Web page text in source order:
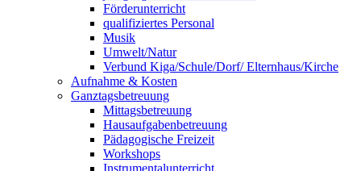
Förderunterricht
qualifiziertes Personal
Musik
Umwelt/Natur
Verbund Kiga/Schule/Dorf/ Elternhaus/Kirche
Aufnahme & Kosten
Ganztagsbetreuung
Mittagsbetreuung
Hausaufgabenbetreuung
Pädagogische Freizeit
Workshops